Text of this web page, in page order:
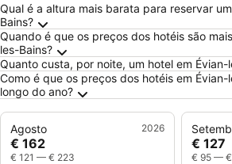
Perguntas Frequentes sobre
Qual é a altura mais barata para reservar
Bains?
Quando é que os preços dos hotéis são
les-Bains?
Quanto custa, por noite, um hotel em Évian-
Como é que os preços dos hotéis em Évian-
longo do ano?
Agosto 2026
€ 162
€ 121 — € 223
€ 127
€ 95 —